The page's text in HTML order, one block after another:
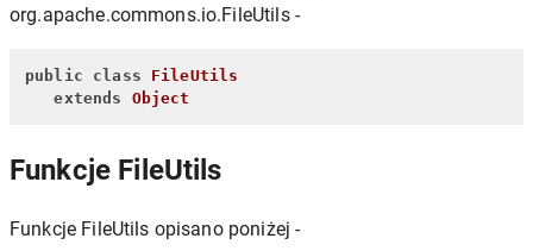
org.apache.commons.io.FileUtils -
public class
FileUtils
extends
Object
Funkcje FileUtils
Funkcje FileUtils opisano poniżej -